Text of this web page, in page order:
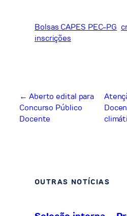
Bolsas CAPES PEC-PG
inscrições
← Aberto edital para
Concurso Público
Docente
OUTRAS NOTÍCIAS